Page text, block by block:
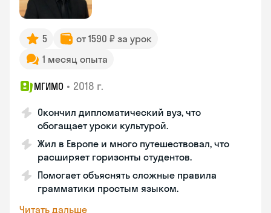
5
от 1590 ₽ за урок
1 месяц опыта
МГИМО • 2018 г.
Окончил дипломатический вуз, что
обогащает уроки культурой.
Жил в Европе и много путешествовал, что
расширяет горизонты студентов.
Помогает объяснять сложные правила
грамматики простым языком.
Читать дальше